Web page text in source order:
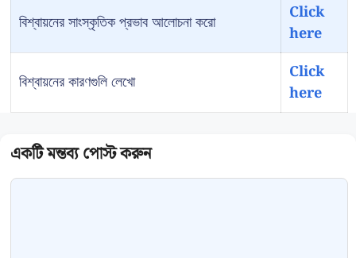
বিশ্বায়নের সাংস্কৃতিক প্রভাব আলোচনা করো
Click
here
বিশ্বায়নের কারণগুলি লেখো
Click
here
Comment